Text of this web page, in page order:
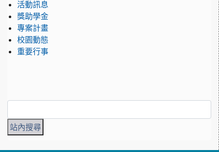
活動訊息
獎助學金
專案計畫
校園動態
重要行事